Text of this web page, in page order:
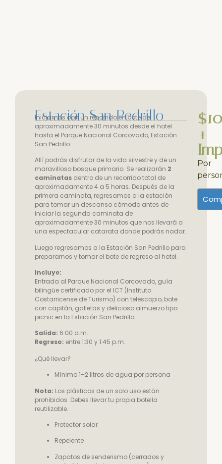
Estación San Pedrillo
Iniciamos con un recorrido en bote de
aproximadamente 30 minutos desde el hotel
hasta el Parque Nacional Corcovado, Estación
San Pedrillo.
Allí podrás disfrutar de la vida silvestre y de un
maravilloso bosque primario. Se realizarán 2
caminatas dentro de un recorrido total de
aproximadamente 4 a 5 horas. Después de la
primera caminata, regresamos a la estación
para tomar un descanso cómodo antes de
iniciar la segunda caminata de
aproximadamente 30 minutos que nos llevará a
una espectacular catarata donde podrás nadar.
Luego regresamos a la Estación San Pedrillo para
prepararnos y tomar el bote de regreso al hotel.
Incluye:
Entrada al Parque Nacional Corcovado, guía
bilingüe certificado por el ICT (Instituto
Costarricense de Turismo) con telescopio, bote
con capitán, galletas y delicioso almuerzo tipo
picnic en la Estación San Pedrillo.
Salida: 6:00 a.m.
Regreso: entre 1:30 y 1:45 p.m.
¿Qué llevar?
Mínimo 1–2 litros de agua por persona
Nota: Los plásticos de un solo uso están
prohibidos. Debes llevar tu propia botella
reutilizable.
Protector solar
Repelente
Zapatos de senderismo (cerrados y
+
Por